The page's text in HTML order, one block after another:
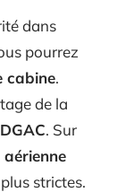
dans
pourrez
cabine.
de la
DGAC. Sur
strictes.